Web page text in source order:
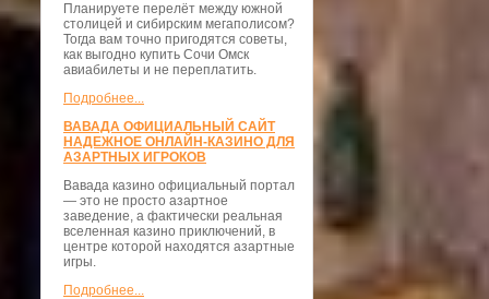
Планируете перелёт между южной
столицей и сибирским мегаполисом?
Тогда вам точно пригодятся советы,
как выгодно купить Сочи Омск
авиабилеты и не переплатить.
Подробнее...
ВАВАДА ОФИЦИАЛЬНЫЙ САЙТ
НАДЕЖНОЕ ОНЛАЙН-КАЗИНО ДЛЯ
АЗАРТНЫХ ИГРОКОВ
Вавада казино официальный портал
— это не просто азартное
заведение, а фактически реальная
вселенная казино приключений, в
центре которой находятся азартные
игры.
Подробнее...